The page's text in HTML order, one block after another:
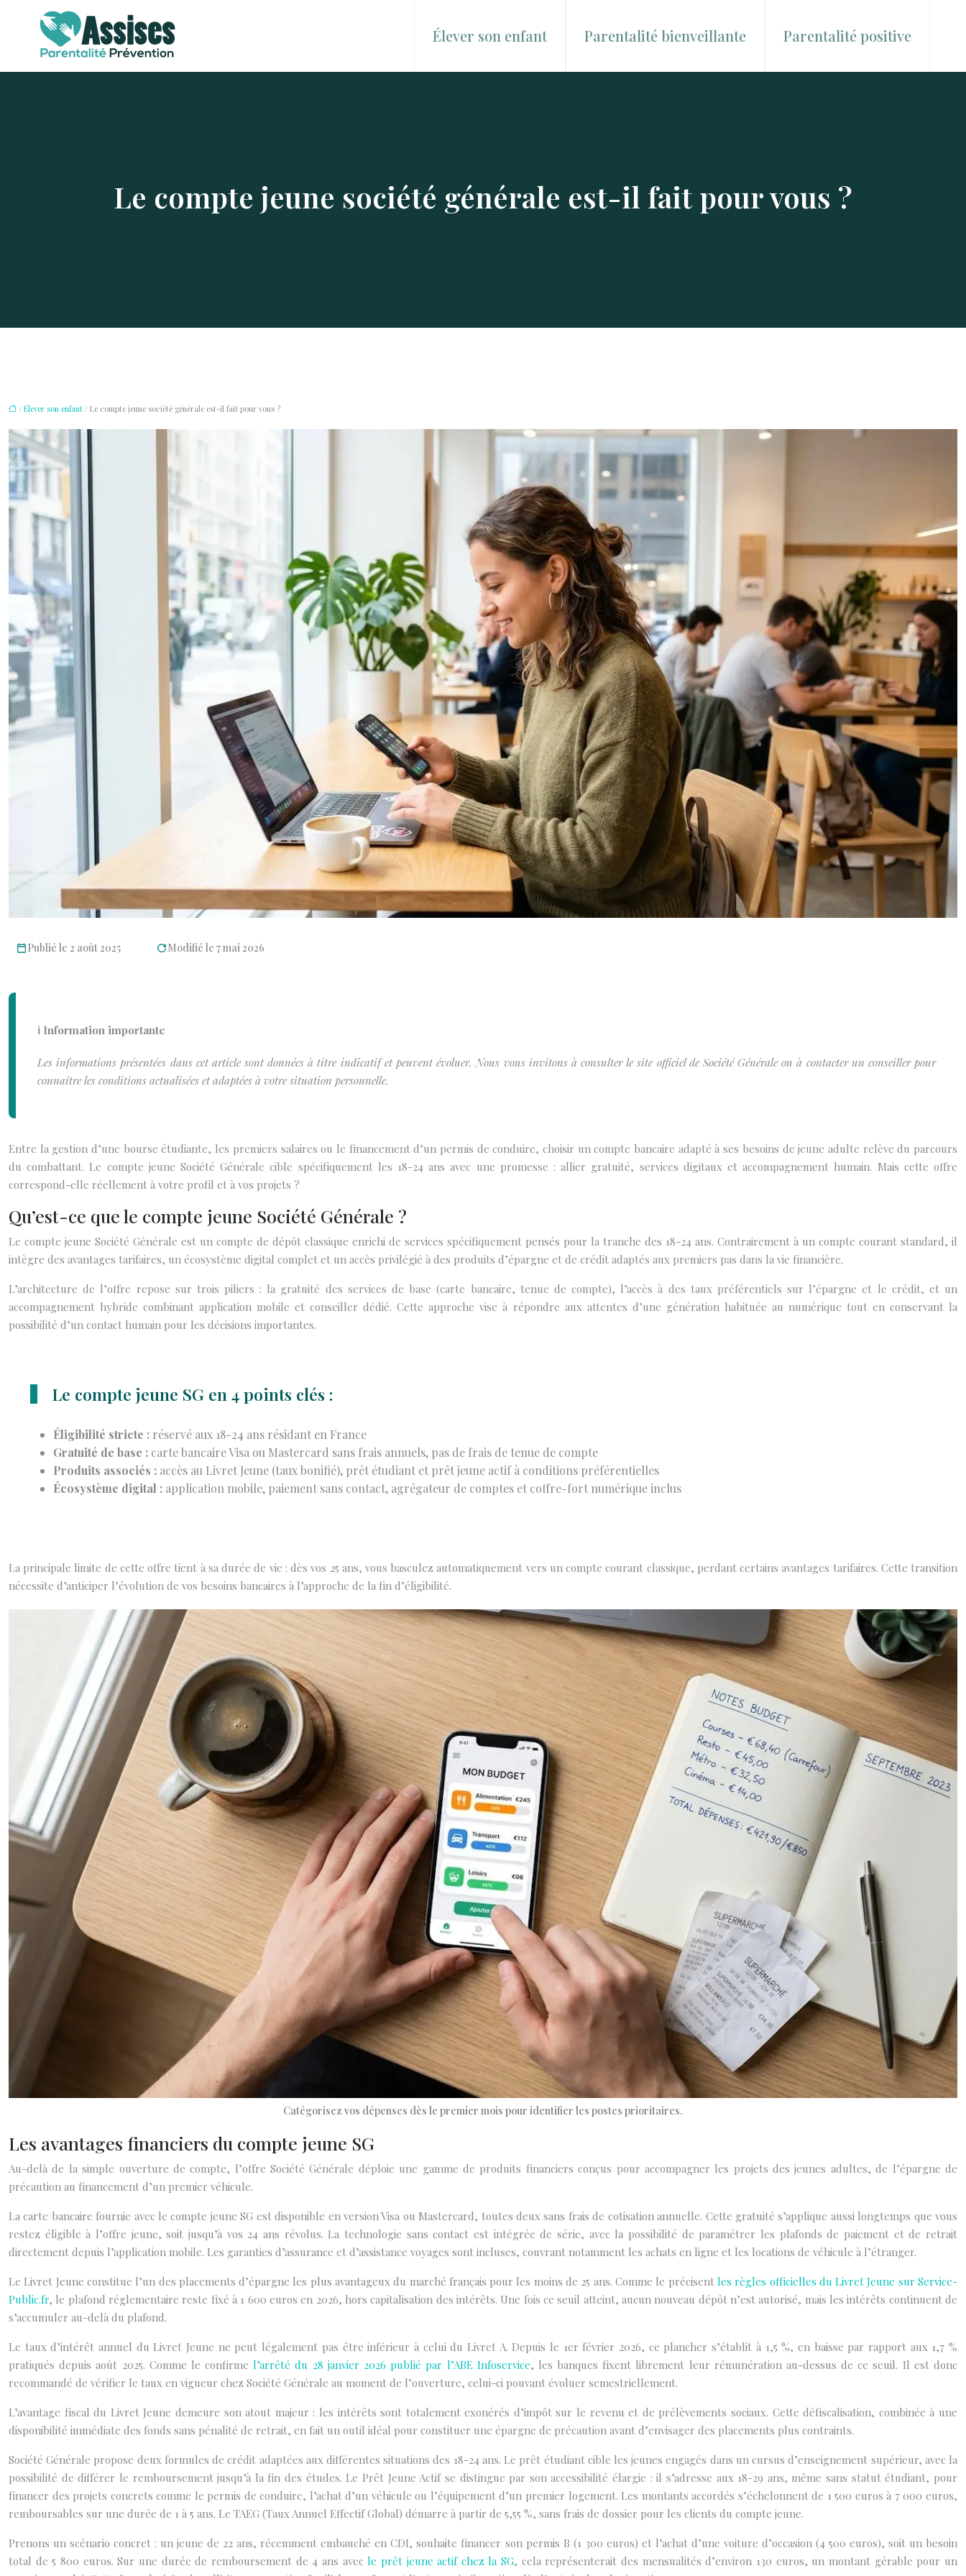
Élever son enfant Parentalité bienveillante Parentalité positive
Le compte jeune société générale est-il fait pour vous ?
/ Élever son enfant / Le compte jeune société générale est-il fait pour vous ?
Publié le 2 août 2025 Modifié le 7 mai 2026
ℹ️ Information importante
Les informations présentées dans cet article sont données à titre indicatif et peuvent évoluer. Nous vous invitons à consulter le site officiel de Société Générale ou à contacter un conseiller pour
connaître les conditions actualisées et adaptées à votre situation personnelle.
Entre la gestion d’une bourse étudiante, les premiers salaires ou le financement d’un permis de conduire, choisir un compte bancaire adapté à ses besoins de jeune adulte relève du parcours
du combattant. Le compte jeune Société Générale cible spécifiquement les 18-24 ans avec une promesse : allier gratuité, services digitaux et accompagnement humain. Mais cette offre
correspond-elle réellement à votre profil et à vos projets ?
Qu’est-ce que le compte jeune Société Générale ?
Le compte jeune Société Générale est un compte de dépôt classique enrichi de services spécifiquement pensés pour la tranche des 18-24 ans. Contrairement à un compte courant standard, il
intègre des avantages tarifaires, un écosystème digital complet et un accès privilégié à des produits d’épargne et de crédit adaptés aux premiers pas dans la vie financière.
L’architecture de l’offre repose sur trois piliers : la gratuité des services de base (carte bancaire, tenue de compte), l’accès à des taux préférentiels sur l’épargne et le crédit, et un
accompagnement hybride combinant application mobile et conseiller dédié. Cette approche vise à répondre aux attentes d’une génération habituée au numérique tout en conservant la
possibilité d’un contact humain pour les décisions importantes.
Le compte jeune SG en 4 points clés :
Éligibilité stricte : réservé aux 18-24 ans résidant en France
Gratuité de base : carte bancaire Visa ou Mastercard sans frais annuels, pas de frais de tenue de compte
Produits associés : accès au Livret Jeune (taux bonifié), prêt étudiant et prêt jeune actif à conditions préférentielles
Écosystème digital : application mobile, paiement sans contact, agrégateur de comptes et coffre-fort numérique inclus
La principale limite de cette offre tient à sa durée de vie : dès vos 25 ans, vous basculez automatiquement vers un compte courant classique, perdant certains avantages tarifaires. Cette transition
nécessite d’anticiper l’évolution de vos besoins bancaires à l’approche de la fin d’éligibilité.
Catégorisez vos dépenses dès le premier mois pour identifier les postes prioritaires.
Les avantages financiers du compte jeune SG
Au-delà de la simple ouverture de compte, l’offre Société Générale déploie une gamme de produits financiers conçus pour accompagner les projets des jeunes adultes, de l’épargne de
précaution au financement d’un premier véhicule.
La carte bancaire fournie avec le compte jeune SG est disponible en version Visa ou Mastercard, toutes deux sans frais de cotisation annuelle. Cette gratuité s’applique aussi longtemps que vous
restez éligible à l’offre jeune, soit jusqu’à vos 24 ans révolus. La technologie sans contact est intégrée de série, avec la possibilité de paramétrer les plafonds de paiement et de retrait
directement depuis l’application mobile. Les garanties d’assurance et d’assistance voyages sont incluses, couvrant notamment les achats en ligne et les locations de véhicule à l’étranger.
Le Livret Jeune constitue l’un des placements d’épargne les plus avantageux du marché français pour les moins de 25 ans. Comme le précisent les règles officielles du Livret Jeune surService-
Public.fr, le plafond réglementaire reste fixé à 1 600 euros en 2026, hors capitalisation des intérêts. Une fois ce seuil atteint, aucun nouveau dépôt n’est autorisé, mais les intérêts continuent de
s’accumuler au-delà du plafond.
Le taux d’intérêt annuel du Livret Jeune ne peut légalement pas être inférieur à celui du Livret A. Depuis le 1er février 2026, ce plancher s’établit à 1,5 %, en baisse par rapport aux 1,7 %
pratiqués depuis août 2025. Comme le confirmel’arrêté du 28 janvier 2026 publié par l’ABE Infoservice, les banques fixent librement leur rémunération au-dessus de ce seuil. Il est donc
recommandé de vérifier le taux en vigueur chez Société Générale au moment de l’ouverture, celui-ci pouvant évoluer semestriellement.
L’avantage fiscal du Livret Jeune demeure son atout majeur : les intérêts sont totalement exonérés d’impôt sur le revenu et de prélèvements sociaux. Cette défiscalisation, combinée à une
disponibilité immédiate des fonds sans pénalité de retrait, en fait un outil idéal pour constituer une épargne de précaution avant d’envisager des placements plus contraints.
Société Générale propose deux formules de crédit adaptées aux différentes situations des 18-24 ans. Le prêt étudiant cible les jeunes engagés dans un cursus d’enseignement supérieur, avec la
possibilité de différer le remboursement jusqu’à la fin des études. Le Prêt Jeune Actif se distingue par son accessibilité élargie : il s’adresse aux 18-29 ans, même sans statut étudiant, pour
financer des projets concrets comme le permis de conduire, l’achat d’un véhicule ou l’équipement d’un premier logement. Les montants accordés s’échelonnent de 1 500 euros à 7 000 euros,
remboursables sur une durée de 1 à 5 ans. Le TAEG (Taux Annuel Effectif Global) démarre à partir de 5,55 %, sans frais de dossier pour les clients du compte jeune.
Prenons un scénario concret : un jeune de 22 ans, récemment embauché en CDI, souhaite financer son permis B (1 300 euros) et l’achat d’une voiture d’occasion (4 500 euros), soit un besoin
total de 5 800 euros. Sur une durée de remboursement de 4 ans avecle prêt jeune actif chez la SG, cela représenterait des mensualités d’environ 130 euros, un montant gérable pour un